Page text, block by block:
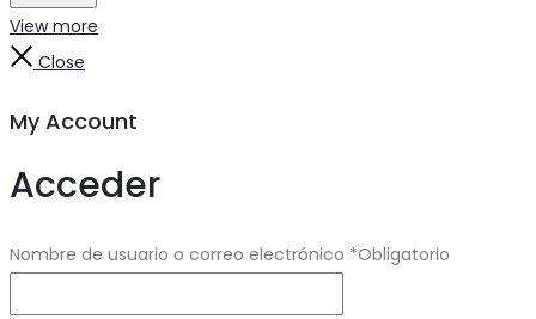
View more
Close
My Account
Acceder
Nombre de usuario o correo electrónico *Obligatorio